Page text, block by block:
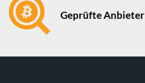
Geprüfte Anbieter